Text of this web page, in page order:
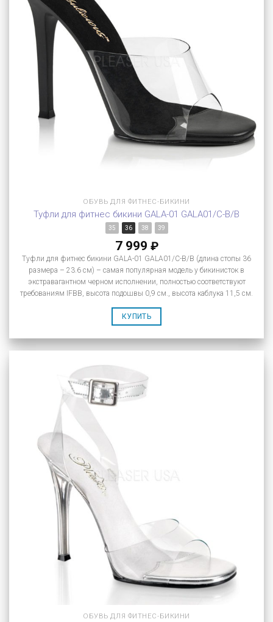
ОБУВЬ ДЛЯ ФИТНЕС-БИКИНИ
Туфли для фитнес бикини GALA-01 GALA01/C-B/B
35 36 38 39
7 999 ₽
Туфли для фитнес бикини GALA-01 GALA01/C-B/B (длина стопы 36
размера – 23.6 см) – самая популярная модель у бикинисток в
экстравагантном черном исполнении, полностью соответствуют
требованиям IFBB, высота подошвы 0,9 см., высота каблука 11,5 см.
КУПИТЬ
ОБУВЬ ДЛЯ ФИТНЕС-БИКИНИ